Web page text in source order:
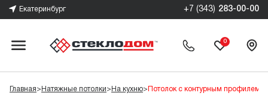
Екатеринбург +7 (343) 283-00-00
0
Главная> Натяжные потолки> На кухню> Потолок с контурным профилем